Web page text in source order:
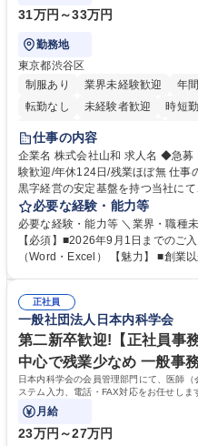
31万円～33万円
勤務地
東京都渋谷区
制服あり
業界未経験歓迎 年
転勤なし
未経験者歓迎 時短
育休あり
完全週休2日制
仕事の内容
企業名 株式会社山和 求人名 ◆急募｜9月1日入社◆【渋谷/一般事務】未経
験歓迎/年休124日/残業ほぼ無 仕事の内容 不動産事業を展開し、創業以来
黒字経営の安定基盤を持つ当社に
がほぼ発生せず、連続した日程の
方にお勧めの環境です！ 入社後はOJTを通じて丁寧に研修を行いますの
で、事務未経験の方でも安心して
話・来客対応 ■物件の鍵や社内の
必要な経験・能力等
必要な経験・能力等 ＼業界・職種
【必須】■2026年9月1日までのご
（Word・Excel） 【魅力】 ■創業以来黒字の安定した経営基盤で長期的に
のOJTで業務を習得可能、未経験でもしっか
歴：大学院 大学 高専 短大 語学力：
正社員
一般社団法人日本内科学会
第二新卒歓迎!【正社員事
中心で残業少なめ 一般事
日本内科学会の会員管理部門にて、医師
ステム入力、電話・FAX対応をお任せしま
などにも幅広く携わっていただきます。
月給
23万円～27万円